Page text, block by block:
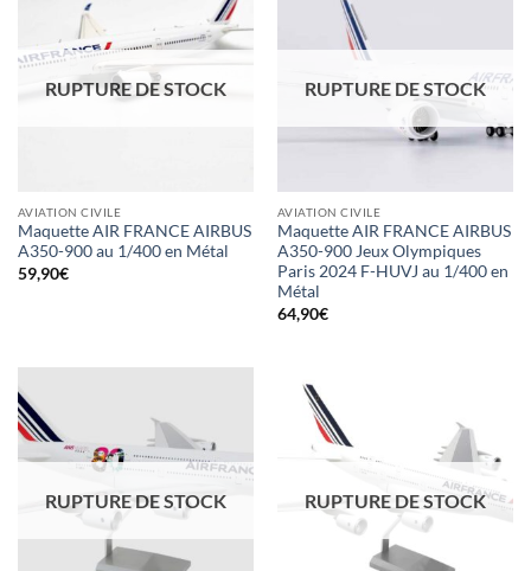
RUPTURE DE STOCK
AVIATION CIVILE
Maquette AIR FRANCE AIRBUS
A350-900 au 1/400 en Métal
59,90€
RUPTURE DE STOCK
AVIATION CIVILE
Maquette AIR FRANCE AIRBUS
A350-900 Jeux Olympiques
Paris 2024 F-HUVJ au 1/400 en
Métal
64,90€
RUPTURE DE STOCK RUPTURE DE STOCK